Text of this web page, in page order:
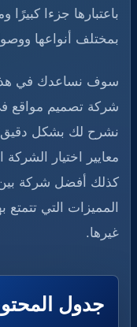
باعتبارها جزءا كبيرًا
بمختلف أنواعها
سوف نساعدك في
شركة تصميم مواقع
نشرح لك بشكل دقيق
معايير اختيار
كذلك أفضل شركة بين
المميزات التي تتمتع
غيرها.
جدول